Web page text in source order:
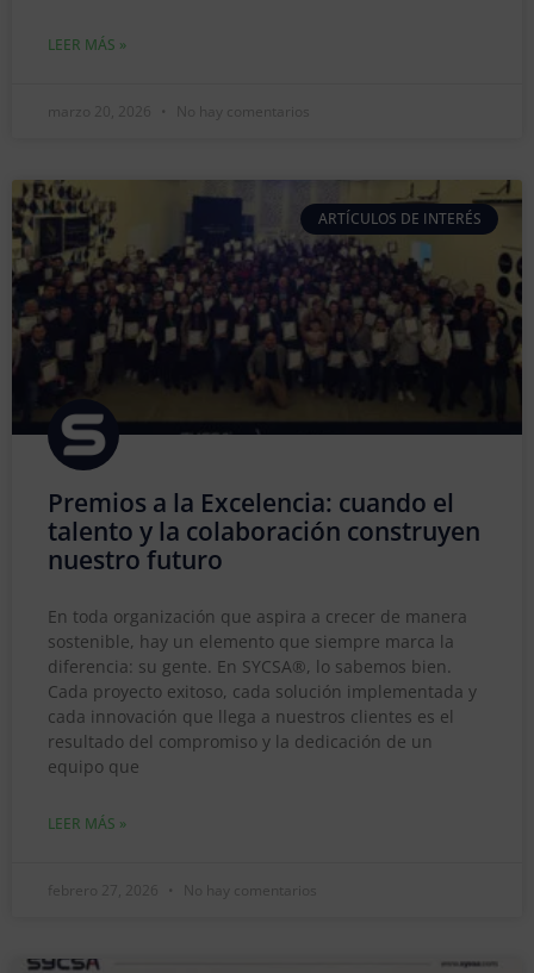
LEER MÁS »
marzo 20, 2026 No hay comentarios
ARTÍCULOS DE INTERÉS
Premios a la Excelencia: cuando el
talento y la colaboración construyen
nuestro futuro
En toda organización que aspira a crecer de manera
sostenible, hay un elemento que siempre marca la
diferencia: su gente. En SYCSA®, lo sabemos bien.
Cada proyecto exitoso, cada solución implementada y
cada innovación que llega a nuestros clientes es el
resultado del compromiso y la dedicación de un
equipo que
LEER MÁS »
febrero 27, 2026 No hay comentarios